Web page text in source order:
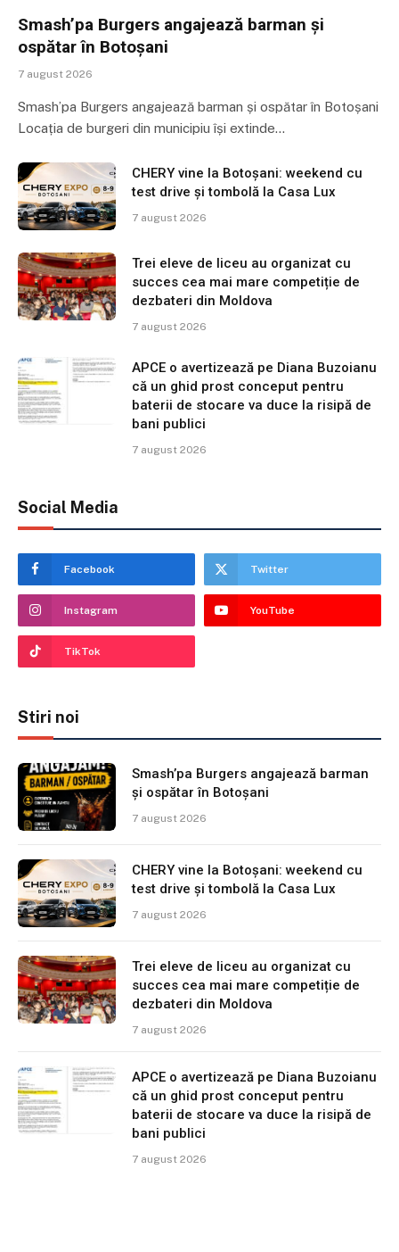
Smash’pa Burgers angajează barman și
ospătar în Botoșani
7 august 2026
Smash’pa Burgers angajează barman și ospătar în Botoșani
Locația de burgeri din municipiu își extinde…
CHERY vine la Botoșani: weekend cu
test drive și tombolă la Casa Lux
7 august 2026
Trei eleve de liceu au organizat cu
succes cea mai mare competiție de
dezbateri din Moldova
7 august 2026
APCE o avertizează pe Diana Buzoianu
că un ghid prost conceput pentru
baterii de stocare va duce la risipă de
bani publici
7 august 2026
Social Media
Facebook Twitter
Instagram YouTube
TikTok
Stiri noi
Smash’pa Burgers angajează barman
și ospătar în Botoșani
7 august 2026
CHERY vine la Botoșani: weekend cu
test drive și tombolă la Casa Lux
7 august 2026
Trei eleve de liceu au organizat cu
succes cea mai mare competiție de
dezbateri din Moldova
7 august 2026
APCE o avertizează pe Diana Buzoianu
că un ghid prost conceput pentru
baterii de stocare va duce la risipă de
bani publici
7 august 2026